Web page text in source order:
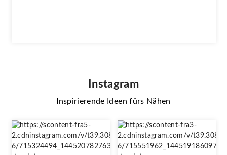
Instagram
Inspirierende Ideen fürs Nähen